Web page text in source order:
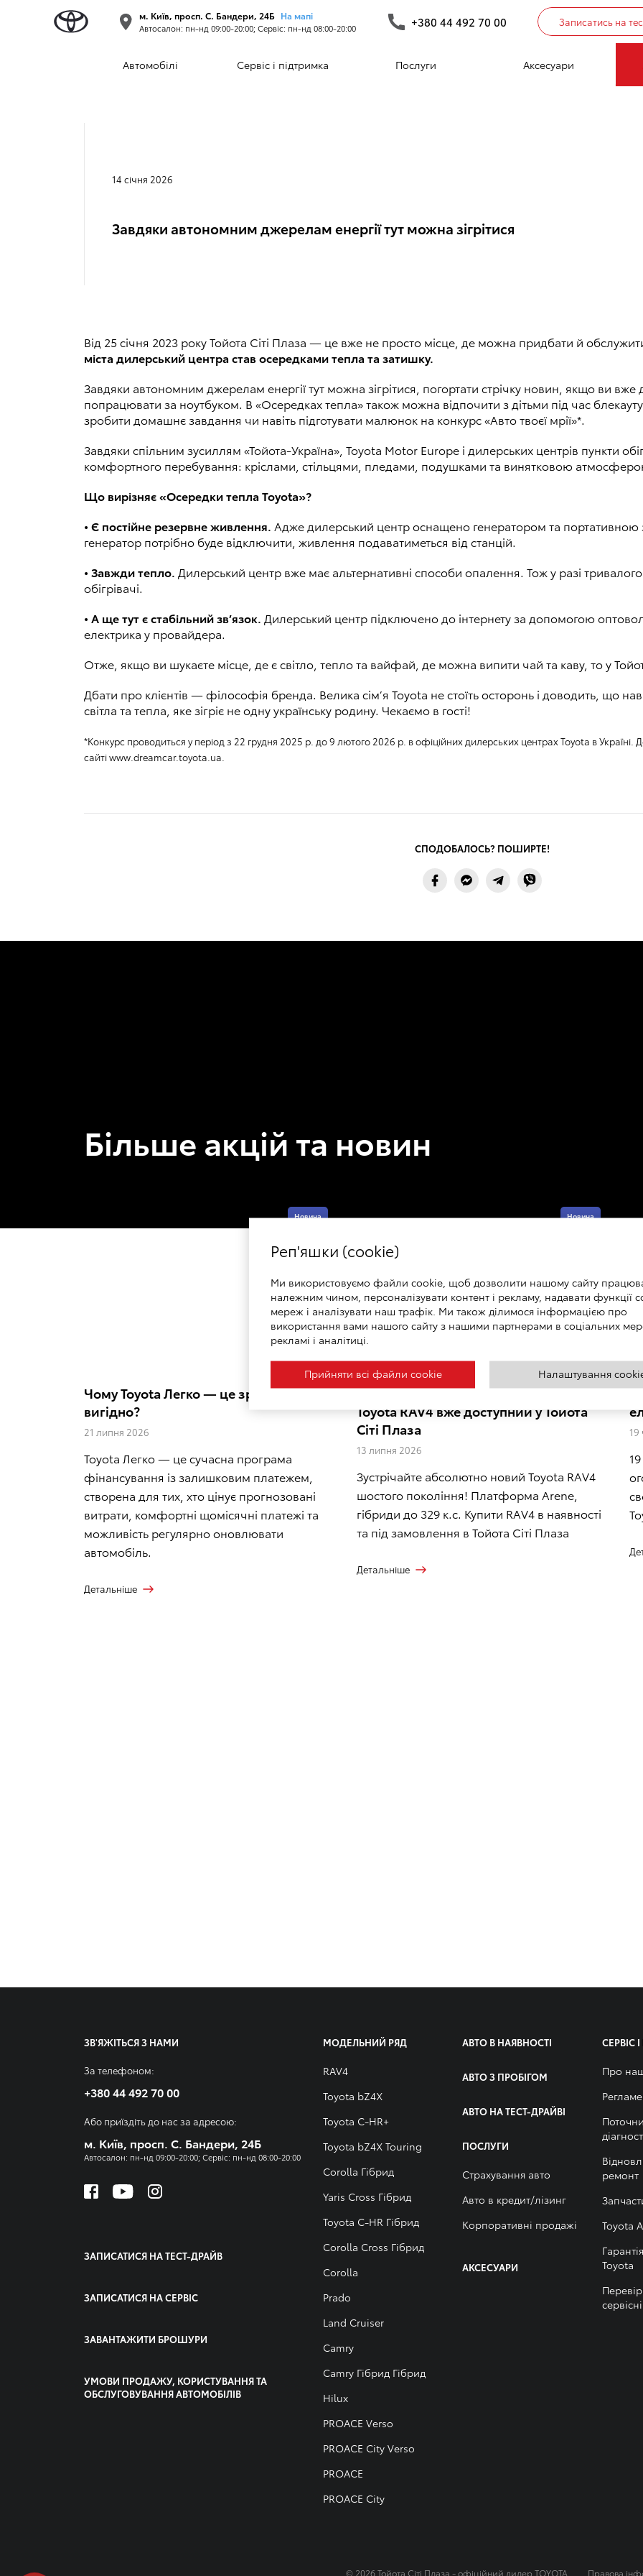
м. Київ, просп. С. Бандери, 24Б На мапі
Автосалон: пн-нд 09:00-20:00; Сервіс: пн-нд 08:00-20:00 +380 44 492 70 00 Записатись на
Автомобілі Сервіс і підтримка Послуги Аксесуари
У ТОЙОТА СІТІ ПЛАЗА Є
14 січня 2026
Завдяки автономним джерелам енергії тут можна зігрітися
Від 25 січня 2023 року Тойота Сіті Плаза — це вже не просто місце, де можна придбати й
міста дилерський центра став осередками тепла та затишку.
Завдяки автономним джерелам енергії тут можна зігрітися, погортати стрічку новин, якщо ви вже
попрацювати за ноутбуком. В «Осередках тепла» також можна відпочити з дітьми під час
зробити домашнє завдання чи навіть підготувати малюнок на конкурс «Авто твоєї мрії»*.
Завдяки спільним зусиллям «Тойота-Україна», Toyota Motor Europe і дилерських центрів пункти
комфортного перебування: кріслами, стільцями, пледами, подушками та винятковою
Що вирізняє «Осередки тепла Toyota»?
• Є постійне резервне живлення. Адже дилерський центр оснащено генератором та портативною
генератор потрібно буде відключити, живлення подаватиметься від станцій.
• Завжди тепло. Дилерський центр вже має альтернативні способи опалення. Тож у разі тривалого
обігрівачі.
• А ще тут є стабільний зв’язок. Дилерський центр підключено до інтернету за допомогою
електрика у провайдера.
Отже, якщо ви шукаєте місце, де є світло, тепло та вайфай, де можна випити чай та каву, то у
Дбати про клієнтів — філософія бренда. Велика сім’я Toyota не стоїть осторонь і доводить, що
світла та тепла, яке зігріє не одну українську родину. Чекаємо в гості!
*Конкурс проводиться у період з 22 грудня 2025 р. до 9 лютого 2026 р. в офіційних дилерських центрах Toyota в
сайті www.dreamcar.toyota.ua.
СПОДОБАЛОСЬ? ПОШИРТЕ!
Більше акцій та новин
Новина
Чому Toyota Легко — це зручно та
вигідно?
21 липня 2026
Toyota Легко — це сучасна програма
фінансування із залишковим платежем,
створена для тих, хто цінує прогнозовані
витрати, комфортні щомісячні платежі та
можливість регулярно оновлювати
автомобіль.
Детальніше
Новина
Шосте покоління легенди: Новий
Toyota RAV4 вже доступний у Тойота
Сіті Плаза
13 липня 2026
Зустрічайте абсолютно новий Toyota RAV4
шостого покоління! Платформа Arene,
гібриди до 329 к.с. Купити RAV4 в наявності
та під замовлення в Тойота Сіті Плаза
Детальніше
19
ЗВ'ЯЖІТЬСЯ З НАМИ
За телефоном:
+380 44 492 70 00
Або приїздіть до нас за адресою:
м. Київ, просп. С. Бандери, 24Б
Автосалон: пн-нд 09:00-20:00; Сервіс: пн-нд 08:00-20:00
ЗАПИСАТИСЯ НА ТЕСТ-ДРАЙВ
ЗАПИСАТИСЯ НА СЕРВІС
ЗАВАНТАЖИТИ БРОШУРИ
УМОВИ ПРОДАЖУ, КОРИСТУВАННЯ ТА
ОБСЛУГОВУВАННЯ АВТОМОБІЛІВ
МОДЕЛЬНИЙ РЯД
RAV4
Toyota bZ4X
Toyota C-HR+
Toyota bZ4X Touring
Corolla Гібрид
Yaris Cross Гібрид
Toyota C-HR Гібрид
Corolla Cross Гібрид
Corolla
Prado
Land Cruiser
Camry
Camry Гібрид Гібрид
Hilux
PROACE Verso
PROACE City Verso
PROACE
PROACE City
АВТО В НАЯВНОСТІ
АВТО З ПРОБІГОМ
АВТО НА ТЕСТ-ДРАЙВІ
ПОСЛУГИ
Страхування авто
Авто в кредит/лізинг
Корпоративні продажі
АКСЕСУАРИ
СЕРВІС
Про
ремонт
Toyota
Тоyota
© 2026 Тойота Сіті Плаза - офіційний дилер TOYOTA Правова
Реп'яшки (cookie)
Ми використовуємо файли cookie, щоб дозволити нашому сайту
належним чином, персоналізувати контент і рекламу, надавати функції
мереж і аналізувати наш трафік. Ми також ділимося інформацією про
використання вами нашого сайту з нашими партнерами в соціальних
рекламі і аналітиці.
Прийняти всі файли сookie Налаштування